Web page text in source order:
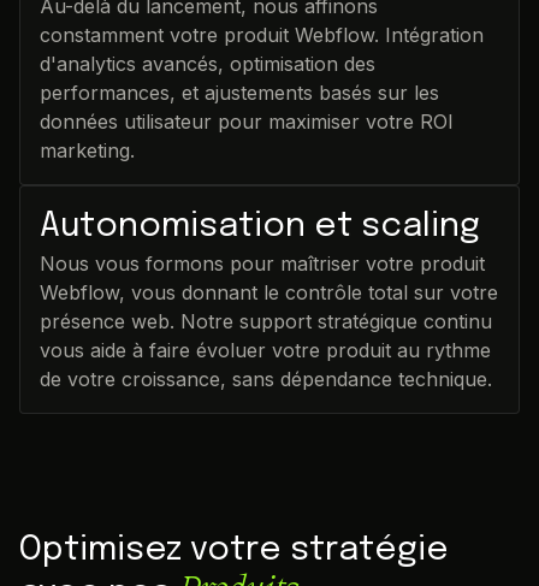
Au-delà du lancement, nous affinons
constamment votre produit Webflow. Intégration
d'analytics avancés, optimisation des
performances, et ajustements basés sur les
données utilisateur pour maximiser votre ROI
marketing.
Autonomisation et scaling
Nous vous formons pour maîtriser votre produit
Webflow, vous donnant le contrôle total sur votre
présence web. Notre support stratégique continu
vous aide à faire évoluer votre produit au rythme
de votre croissance, sans dépendance technique.
Optimisez votre stratégie